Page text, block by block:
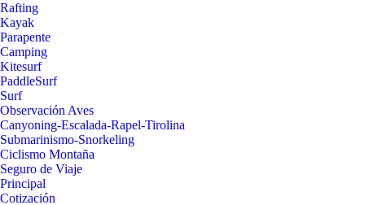
Rafting
Kayak
Parapente
Camping
Kitesurf
PaddleSurf
Surf
Observación Aves
Canyoning-Escalada-Rapel-Tirolina
Submarinismo-Snorkeling
Ciclismo Montaña
Seguro de Viaje
Principal
Cotización